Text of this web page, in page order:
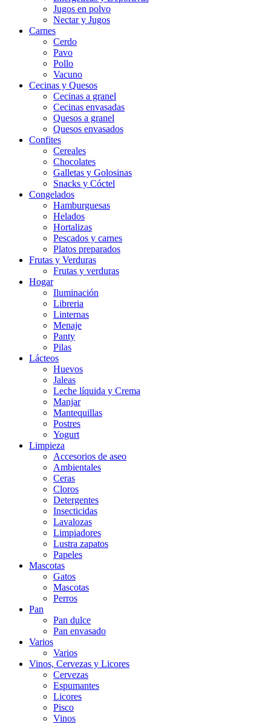
Jugos en polvo
Nectar y Jugos
Carnes
Cerdo
Pavo
Pollo
Vacuno
Cecinas y Quesos
Cecinas a granel
Cecinas envasadas
Quesos a granel
Quesos envasados
Confites
Cereales
Chocolates
Galletas y Golosinas
Snacks y Cóctel
Congelados
Hamburguesas
Helados
Hortalizas
Pescados y carnes
Platos preparados
Frutas y Verduras
Frutas y verduras
Hogar
Iluminación
Libreria
Linternas
Menaje
Panty
Pilas
Lácteos
Huevos
Jaleas
Leche líquida y Crema
Manjar
Mantequillas
Postres
Yogurt
Limpieza
Accesorios de aseo
Ambientales
Ceras
Cloros
Detergentes
Insecticidas
Lavalozas
Limpiadores
Lustra zapatos
Papeles
Mascotas
Gatos
Mascotas
Perros
Pan
Pan dulce
Pan envasado
Varios
Varios
Vinos, Cervezas y Licores
Cervezas
Espumantes
Licores
Pisco
Vinos